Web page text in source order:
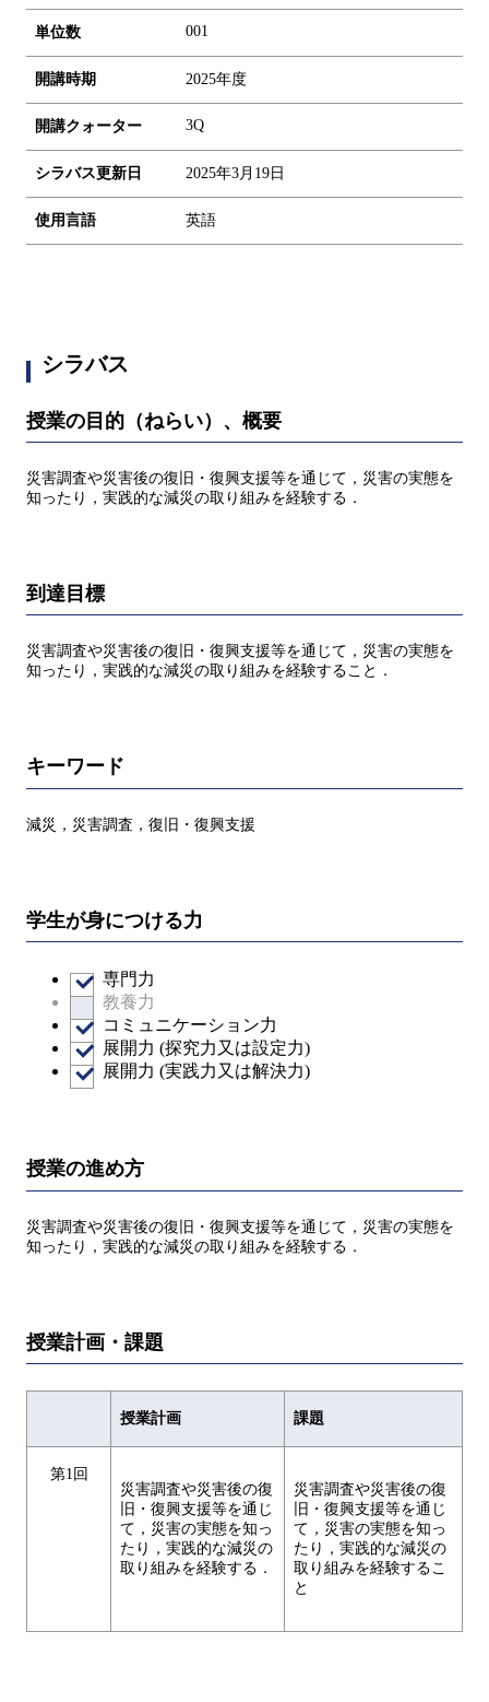
単位数 001
開講時期 2025年度
開講クォーター 3Q
シラバス更新日 2025年3月19日
使用言語 英語
シラバス
授業の目的（ねらい）、概要
災害調査や災害後の復旧・復興支援等を通じて，災害の実態を
知ったり，実践的な減災の取り組みを経験する．
到達目標
災害調査や災害後の復旧・復興支援等を通じて，災害の実態を
知ったり，実践的な減災の取り組みを経験すること．
キーワード
減災，災害調査，復旧・復興支援
学生が身につける力
専門力
教養力
コミュニケーション力
展開力 (探究力又は設定力)
展開力 (実践力又は解決力)
授業の進め方
災害調査や災害後の復旧・復興支援等を通じて，災害の実態を
知ったり，実践的な減災の取り組みを経験する．
授業計画・課題
授業計画 課題
第1回
災害調査や災害後の復
旧・復興支援等を通じ
て，災害の実態を知っ
たり，実践的な減災の
取り組みを経験する．
災害調査や災害後の復
旧・復興支援等を通じ
て，災害の実態を知っ
たり，実践的な減災の
取り組みを経験するこ
と